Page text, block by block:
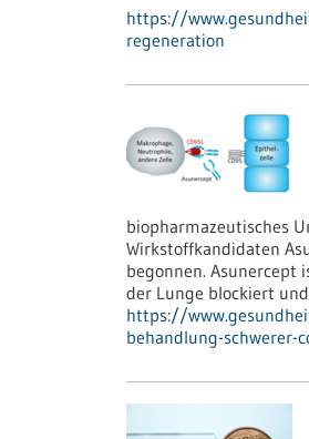
https://
regeneration
biopharmazeutisches
Wirkstoffkandidaten
begonnen. Asunercept
der Lunge blockiert
https://
behandlung-schwerer-